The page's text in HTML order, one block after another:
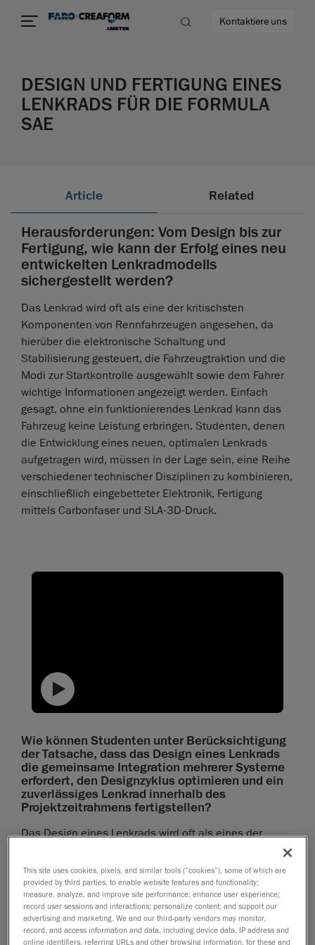
Kontaktiere uns
DESIGN UND FERTIGUNG EINES
LENKRADS FÜR DIE FORMULA
SAE
Article Related
Herausforderungen: Vom Design bis zur
Fertigung, wie kann der Erfolg eines neu
entwickelten Lenkradmodells
sichergestellt werden?
Das Lenkrad wird oft als eine der kritischsten
Komponenten von Rennfahrzeugen angesehen, da
hierüber die elektronische Schaltung und
Stabilisierung gesteuert, die Fahrzeugtraktion und die
Modi zur Startkontrolle ausgewählt sowie dem Fahrer
wichtige Informationen angezeigt werden. Einfach
gesagt, ohne ein funktionierendes Lenkrad kann das
Fahrzeug keine Leistung erbringen. Studenten, denen
die Entwicklung eines neuen, optimalen Lenkrads
aufgetragen wird, müssen in der Lage sein, eine Reihe
verschiedener technischer Disziplinen zu kombinieren,
einschließlich eingebetteter Elektronik, Fertigung
mittels Carbonfaser und SLA-3D-Druck.
text
Wie können Studenten unter Berücksichtigung
der Tatsache, dass das Design eines Lenkrads
die gemeinsame Integration mehrerer Systeme
erfordert, den Designzyklus optimieren und ein
zuverlässiges Lenkrad innerhalb des
Projektzeitrahmens fertigstellen?
Das Design eines Lenkrads wird oft als eines der
komplexesten Projekte für FSAE-Teams betrachtet, da
hierzu die Abstimmung verschiedener Sub-Teams
erforderlich ist, was den Designzyklus aufgrund
übermäßigen externen Einflusses verzögert. In der
Praxis ist ein Chassis-Team für die Struktur des
Lenkrads verantwortlich, ein Team für
This site uses cookies, pixels, and similar tools (“cookies”), some of which are
provided by third parties, to enable website features and functionality;
measure, analyze, and improve site performance; enhance user experience;
record user sessions and interactions; personalize content; and support our
advertising and marketing. We and our third-party vendors may monitor,
record, and access information and data, including device data, IP address and
online identifiers, referring URLs and other browsing information, for these and